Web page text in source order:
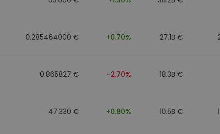
0.285464000 € +0.70% 27.1B €
0.865827 € -2.70% 18.3B €
47.330 € +0.80% 10.5B €